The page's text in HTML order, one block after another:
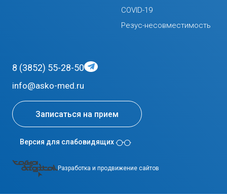
COVID-19
Резус-несовместимость
8 (3852) 55-28-50
info@asko-med.ru
Записаться на прием
Версия для слабовидящих
Разработка и продвижение сайтов